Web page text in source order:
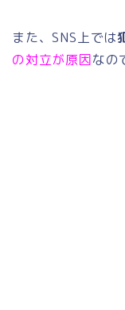
また、SNS上では
の対立が原因なの